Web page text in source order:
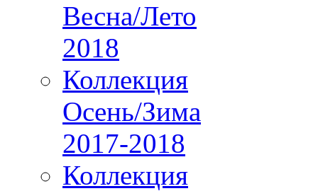
Весна/Лето
2018
Коллекция
Осень/Зима
2017-2018
Коллекция